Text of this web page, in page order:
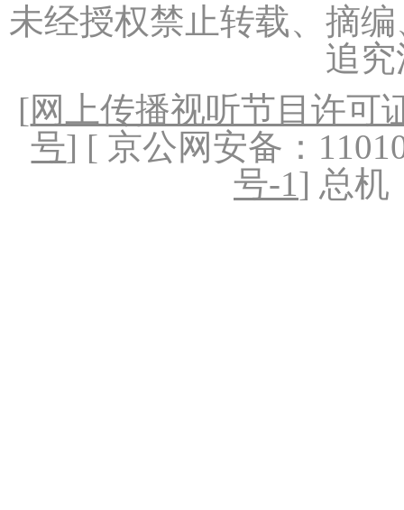
未经授权禁止转载、摘
追
[网上传播视听节目许可
号] [ 京公网安备：
号-1] 总机